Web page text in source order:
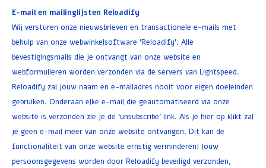
E-mail en mailinglijsten Reloadify
Wij versturen onze nieuwsbrieven en transactionele e-mails met
behulp van onze webwinkelsoftware 'Reloadify'. Alle
bevestigingsmails die je ontvangt van onze website en
webformulieren worden verzonden via de servers van Lightspeed.
Reloadify zal jouw naam en e-mailadres nooit voor eigen doeleinden
gebruiken. Onderaan elke e-mail die geautomatiseerd via onze
website is verzonden zie je de ‘unsubscribe’ link. Als je hier op klikt zal
je geen e-mail meer van onze website ontvangen. Dit kan de
functionaliteit van onze website ernstig verminderen! Jouw
persoonsgegevens worden door Reloadify beveiligd verzonden,